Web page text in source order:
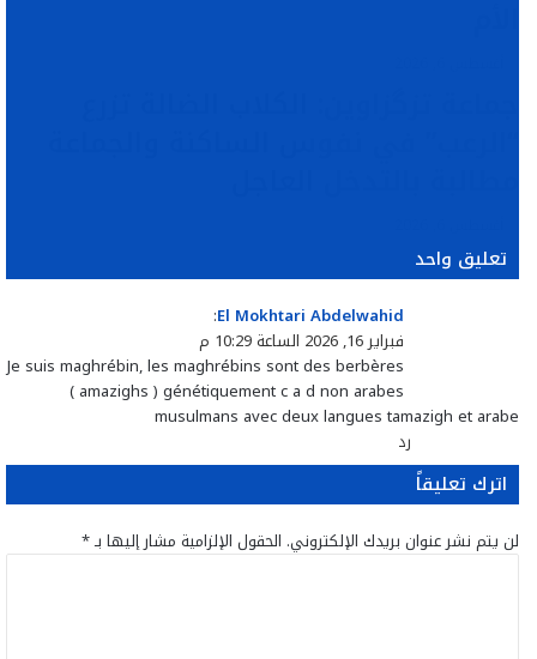
تعليق واحد
ي
ق
و
ل
El Mokhtari Abdelwahid
:
فبراير 16, 2026 الساعة 10:29 م
Je suis maghrébin, les maghrébins sont des berbères
( amazighs ) génétiquement c a d non arabes
musulmans avec deux langues tamazigh et arabe
رد
اترك تعليقاً
لن يتم نشر عنوان بريدك الإلكتروني. الحقول الإلزامية مشار إليها بـ*